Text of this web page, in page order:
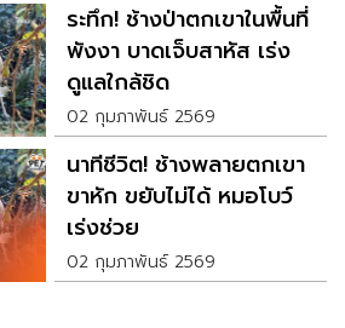
ระทึก! ช้างป่าตกเขาในพื้นที่
พังงา บาดเจ็บสาหัส เร่ง
ดูแลใกล้ชิด
02 กุมภาพันธ์ 2569
นาทีชีวิต! ช้างพลายตกเขา
ขาหัก ขยับไม่ได้ หมอโบว์
เร่งช่วย
02 กุมภาพันธ์ 2569